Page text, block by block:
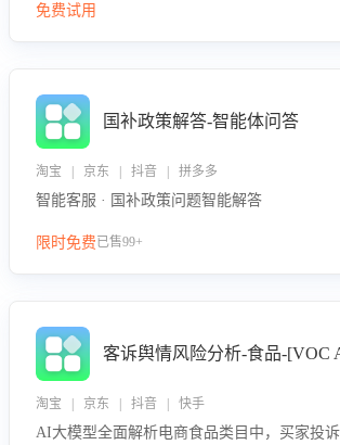
免费试用
国补政策解答-智能体问答
淘宝 | 京东 | 抖音 | 拼多多
智能客服 · 国补政策问题智能解答
限时免费已售99+
客诉舆情风险分析-食品-[VOC
淘宝 | 京东 | 抖音 | 快手
AI大模型全面解析电商食品类目中，买家投